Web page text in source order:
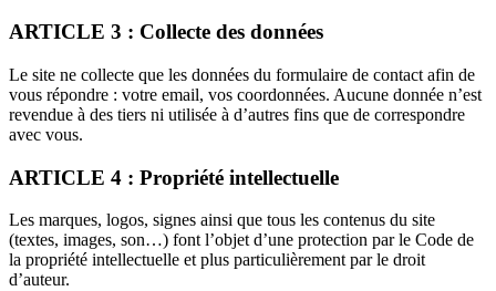
ARTICLE 3 : Collecte des données
Le site ne collecte que les données du formulaire de contact afin de
vous répondre : votre email, vos coordonnées. Aucune donnée n’est
revendue à des tiers ni utilisée à d’autres fins que de correspondre
avec vous.
ARTICLE 4 : Propriété intellectuelle
Les marques, logos, signes ainsi que tous les contenus du site
(textes, images, son…) font l’objet d’une protection par le Code de
la propriété intellectuelle et plus particulièrement par le droit
d’auteur.